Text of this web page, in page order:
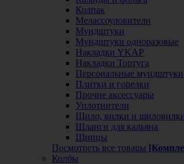
Колпак
Мелассоуловители
Мундштуки
Мундштуки одноразовые
Накладки YKAP
Накладки Тортуга
Персональные мундштуки
Плитки и горелки
Прочие аксессуары
Уплотнители
Шило, вилки и
Шланги для кальяна
Щипцы
Посмотреть все товары
Колбы